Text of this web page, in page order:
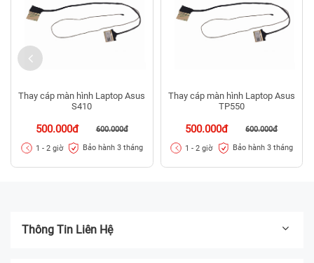
Thay cáp màn hình Laptop Asus
S410
500.000đ 600.000đ
1 - 2 giờ Bảo hành 3 tháng
Thay cáp màn hình Laptop Asus
TP550
500.000đ 600.000đ
1 - 2 giờ Bảo hành 3 tháng
Thông Tin Liên Hệ